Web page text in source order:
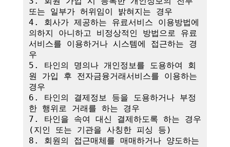
또는 일부가 허위임이 밝혀지는 경우
4. 회사가 제공하는 유료서비스 이용방법에
의하지 아니하고 비정상적인 방법으로 유료
서비스를 이용하거나 시스템에 접근하는 경
우
5. 타인의 명의나 개인정보를 도용하여 회
원 가입 후 전자금융거래서비스를 이용하는
경우
6. 타인의 결제정보 등을 도용하거나 부정
한 행위로 거래를 하는 경우
7. 타인을 속여 대신 결제하도록 하는 경우
(지인 또는 기관을 사칭한 피싱 등)
8. 회원의 접근매체를 매매하거나 양도하는